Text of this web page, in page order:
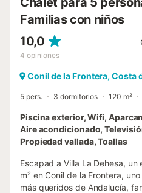
Familias con niños
10,0
4 opiniones
Conil de la Frontera, Costa
5 pers. 3 dormitorios 120 m²
Piscina exterior, Wifi,
Aire acondicionado,
Propiedad vallada, Toallas
Escapad a Villa La Dehesa,
m² en Conil de la Frontera,
más queridos de Andalucía,